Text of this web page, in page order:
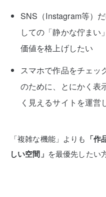
SNS（Instagram等）
しての「静かな佇まい
価値を格上げしたい
スマホで作品をチェッ
のために、とにかく表
く見えるサイトを運営
「複雑な機能」よりも 「
しい空間」 を最優先したい